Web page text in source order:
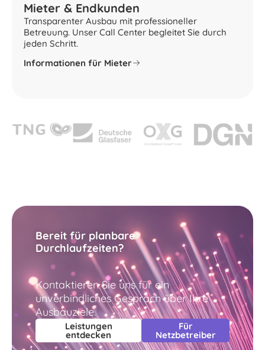
Mieter & Endkunden
Transparenter Ausbau mit professioneller
Betreuung. Unser Call Center begleitet Sie durch
jeden Schritt.
Informationen für Mieter
Bereit für planbare
Durchlaufzeiten?
Kontaktieren Sie uns für ein
unverbindliches Gespräch über Ihre
Ausbauziele.
Leistungen
entdecken
Für
Netzbetreiber